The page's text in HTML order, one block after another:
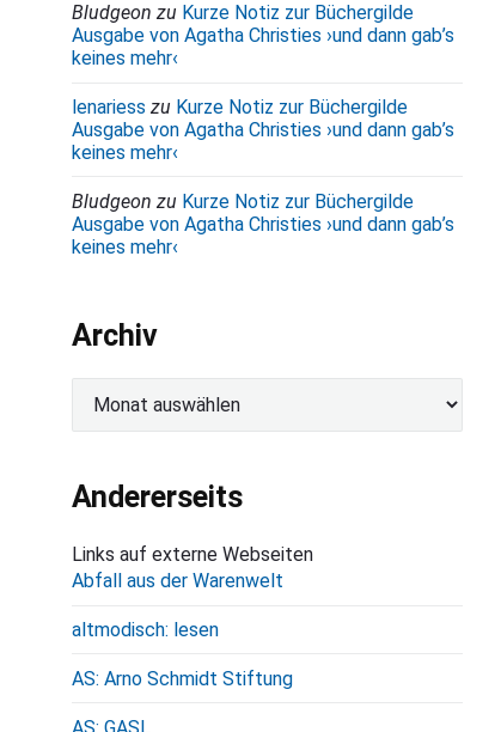
Bludgeon zu Kurze Notiz zur Büchergilde
Ausgabe von Agatha Christies ›und dann gab’s
keines mehr‹
lenariess zu Kurze Notiz zur Büchergilde
Ausgabe von Agatha Christies ›und dann gab’s
keines mehr‹
Bludgeon zu Kurze Notiz zur Büchergilde
Ausgabe von Agatha Christies ›und dann gab’s
keines mehr‹
Archiv
h
i
v
Andererseits
Links auf externe Webseiten
Abfall aus der Warenwelt
altmodisch: lesen
AS: Arno Schmidt Stiftung
AS: GASL